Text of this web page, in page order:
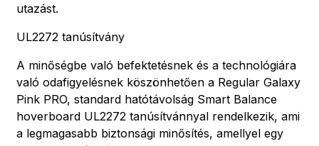
utazást.
UL2272 tanúsítvány
A minőségbe való befektetésnek és a technológiára
való odafigyelésnek köszönhetően a Regular Galaxy
Pink PRO, standard hatótávolság Smart Balance
hoverboard UL2272 tanúsítvánnyal rendelkezik, ami
a legmagasabb biztonsági minősítés, amellyel egy